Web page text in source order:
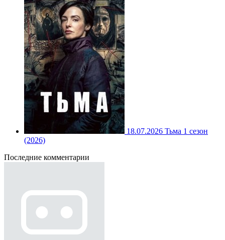
18.07.2026 Тьма 1 сезон
(2026)
Последние комментарии